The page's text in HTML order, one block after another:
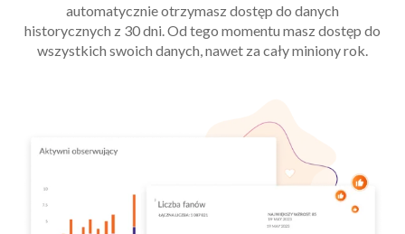
automatycznie otrzymasz dostęp do danych
historycznych z 30 dni. Od tego momentu masz dostęp do
wszystkich swoich danych, nawet za cały miniony rok.